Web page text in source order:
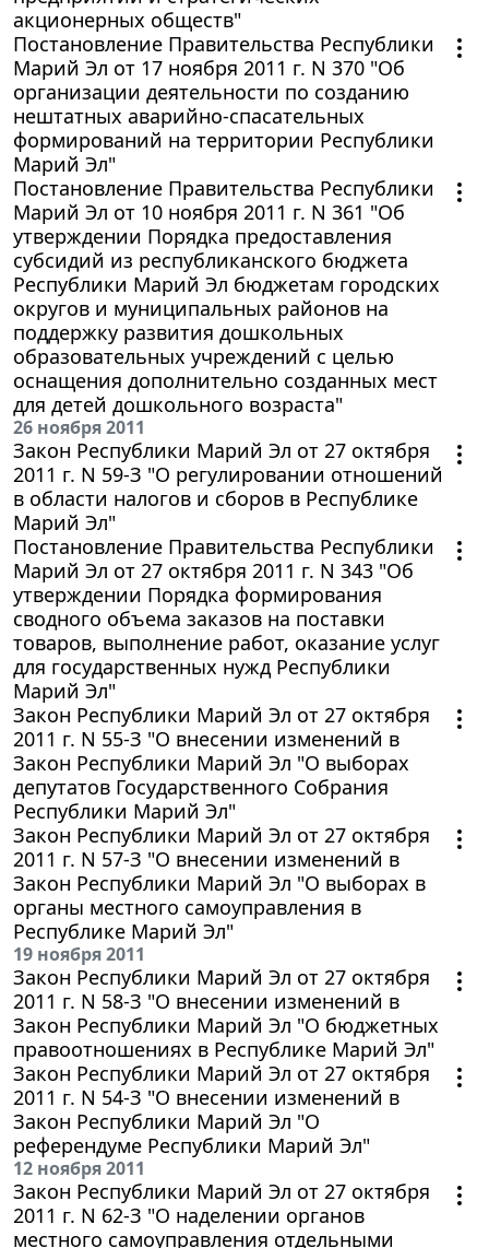
акционерных обществ"
Постановление Правительства Республики
Марий Эл от 17 ноября 2011 г. N 370 "Об
организации деятельности по созданию
нештатных аварийно-спасательных
формирований на территории Республики
Марий Эл"
Постановление Правительства Республики
Марий Эл от 10 ноября 2011 г. N 361 "Об
утверждении Порядка предоставления
субсидий из республиканского бюджета
Республики Марий Эл бюджетам городских
округов и муниципальных районов на
поддержку развития дошкольных
образовательных учреждений с целью
оснащения дополнительно созданных мест
для детей дошкольного возраста"
26 ноября 2011
Закон Республики Марий Эл от 27 октября
2011 г. N 59-З "О регулировании отношений
в области налогов и сборов в Республике
Марий Эл"
Постановление Правительства Республики
Марий Эл от 27 октября 2011 г. N 343 "Об
утверждении Порядка формирования
сводного объема заказов на поставки
товаров, выполнение работ, оказание услуг
для государственных нужд Республики
Марий Эл"
Закон Республики Марий Эл от 27 октября
2011 г. N 55-З "О внесении изменений в
Закон Республики Марий Эл "О выборах
депутатов Государственного Собрания
Республики Марий Эл"
Закон Республики Марий Эл от 27 октября
2011 г. N 57-З "О внесении изменений в
Закон Республики Марий Эл "О выборах в
органы местного самоуправления в
Республике Марий Эл"
19 ноября 2011
Закон Республики Марий Эл от 27 октября
2011 г. N 58-З "О внесении изменений в
Закон Республики Марий Эл "О бюджетных
правоотношениях в Республике Марий Эл"
Закон Республики Марий Эл от 27 октября
2011 г. N 54-З "О внесении изменений в
Закон Республики Марий Эл "О
референдуме Республики Марий Эл"
12 ноября 2011
Закон Республики Марий Эл от 27 октября
2011 г. N 62-З "О наделении органов
местного самоуправления отдельными